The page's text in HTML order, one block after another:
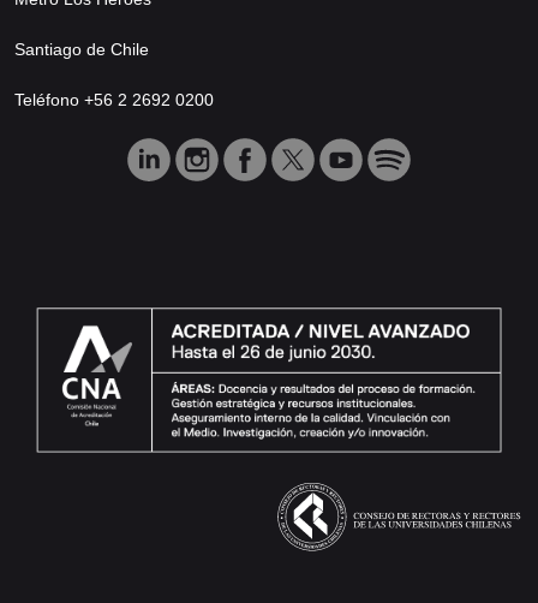
Santiago de Chile
Teléfono +56 2 2692 0200